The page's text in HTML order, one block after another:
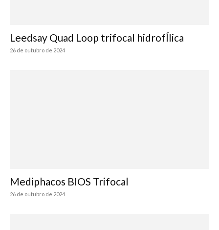
Leedsay Quad Loop trifocal hidrofÍlica
26 de outubro de 2024
Mediphacos BIOS Trifocal
26 de outubro de 2024